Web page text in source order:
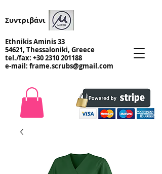
Συντριβάνι
Ethnikis Aminis 33
54621, Thessaloniki, Greece
tel./fax: +30 2310 201188
e-mail: frame.scrubs@gmail.com